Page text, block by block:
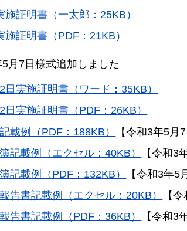
証明書（一太郎：25KB）
証明書（PDF：21KB）
月7日様式追加しました
日実施証明書（ワード：35KB）
日実施証明書（PDF：26KB）
載例（PDF：188KB）
【令和3年5月
記載例（エクセル：40KB）
【令和3
記載例（PDF：132KB）
【令和3年5
告書記載例（エクセル：20KB）
【
告書記載例（PDF：36KB）
【令和3